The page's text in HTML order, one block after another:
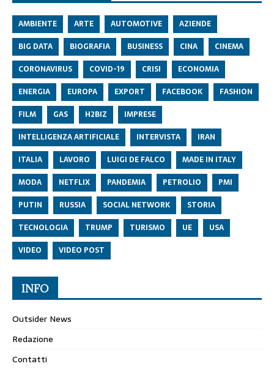
AMBIENTE ARTE AUTOMOTIVE
AZIENDE
BIG DATA
BIOGRAFIA BUSINESS CINA
CINEMA
CORONAVIRUS
COVID-19 CRISI
ECONOMIA
ENERGIA
EUROPA EXPORT FACEBOOK
FASHION
FILM
GAS H2BIZ
IMPRESE
INTELLIGENZA ARTIFICIALE
INTERVISTA
IRAN
ITALIA
LAVORO LUIGI DE FALCO
MADE IN ITALY
MODA
NETFLIX PANDEMIA PETROLIO
PMI
PUTIN
RUSSIA SOCIAL NETWORK
STORIA
TECNOLOGIA
TRUMP TURISMO UE
USA
VIDEO
VIDEO POST
INFO
Outsider News
Redazione
Contatti